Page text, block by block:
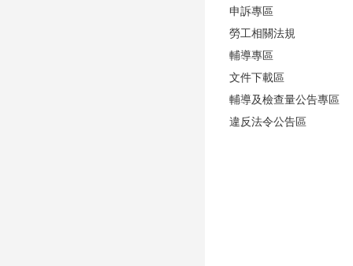
申訴專區
勞工相關法規
輔導專區
文件下載區
輔導及檢查量公告專區
違反法令公告區